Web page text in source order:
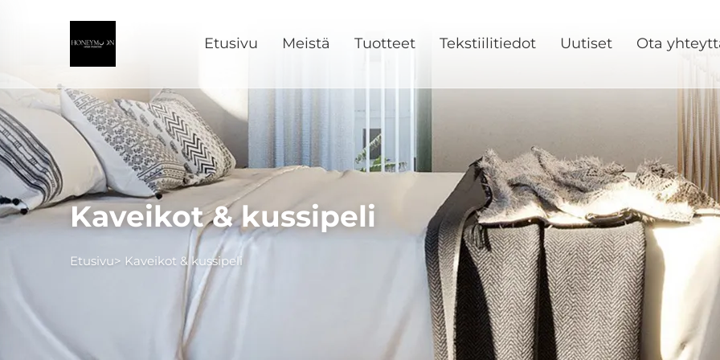
Etusivu Meistä Tuotteet Tekstiilitiedot Uutiset Ota
Kaveikot & kussipeli
Etusivu> Kaveikot & kussipeli